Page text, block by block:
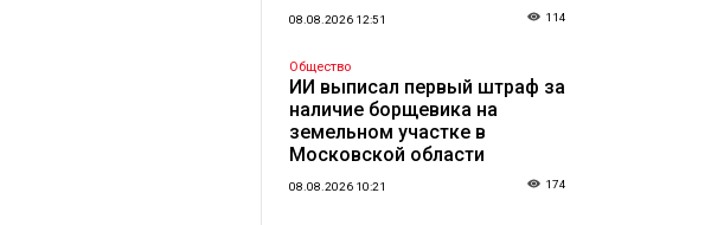
08.08.2026 12:51 114
Общество
ИИ выписал первый штраф за
наличие борщевика на
земельном участке в
Московской области
08.08.2026 10:21 174